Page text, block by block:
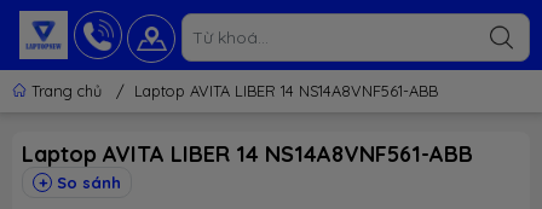
Trang chủ / Laptop AVITA LIBER 14 NS14A8VNF561-ABB
Laptop AVITA LIBER 14 NS14A8VNF561-ABB
So sánh